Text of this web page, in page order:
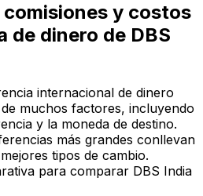
comisiones y costos
de dinero de DBS
internacional de dinero
muchos factores, incluyendo
y la moneda de destino.
más grandes conllevan
tipos de cambio.
para comparar DBS India